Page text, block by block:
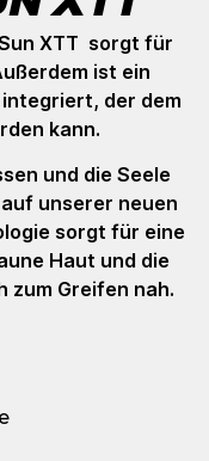
XTT sorgt für
ist ein
der dem
kann.
und die Seele
unserer neuen
sorgt für eine
Haut und die
zum Greifen nah.